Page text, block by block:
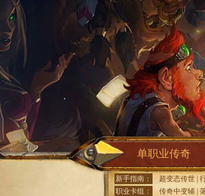
单职业传奇
新手指南： 超变态传世
职业卡组：
传奇中变辅